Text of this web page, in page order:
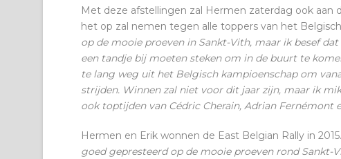
Met deze afstellingen zal Hermen zaterdag ook aan
het op zal nemen tegen alle toppers van het
op de mooie proeven in Sankt-Vith, maar ik besef
een tandje bij moeten steken om in de buurt te
te lang weg uit het Belgisch kampioenschap om
strijden. Winnen zal niet voor dit jaar zijn, maar ik
ook toptijden van Cédric Cherain, Adrian Fernémont
Hermen en Erik wonnen de East Belgian Rally in
goed gepresteerd op de mooie proeven rond